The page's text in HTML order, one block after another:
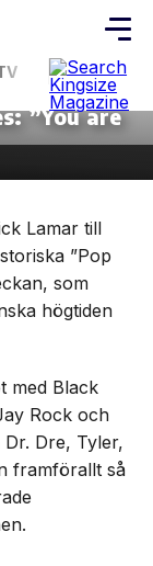
VIDEOS
efter
”You are
Lamar till
”Pop
som
högtiden
med Black
Rock och
Dre, Tyler,
framförallt så